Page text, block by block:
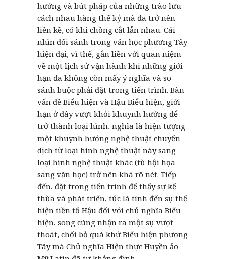
hướng và bút pháp của những trào lưu
cách nhau hàng thế kỷ mà đã trở nên
liền kề, có khi chồng cắt lẫn nhau. Cái
nhìn đối sánh trong văn học phương Tây
hiện đại, vì thế, gắn liền với quan niệm
về một lịch sử vận hành khi những giới
hạn đã không còn mấy ý nghĩa và so
sánh buộc phải đặt trong tiến trình. Bàn
vấn đề Biểu hiện và Hậu Biểu hiện, giới
hạn ở đây vượt khỏi khuynh hướng để
trở thành loại hình, nghĩa là hiện tượng
một khuynh hướng nghệ thuật chuyển
dịch từ loại hình nghệ thuật này sang
loại hình nghệ thuật khác (từ hội họa
sang văn học) trở nên khá rõ nét. Tiếp
đến, đặt trong tiến trình để thấy sự kế
thừa và phát triển, tức là tính đến sự thể
hiện tiền tố Hậu đối với chủ nghĩa Biểu
hiện, song cũng nhận ra một sự vượt
thoát, chối bỏ quá khứ Biểu hiện phương
Tây mà Chủ nghĩa Hiện thực Huyền ảo